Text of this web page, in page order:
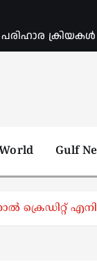
ക്രിയകൾ
Gulf
ക്രെഡിറ്റ്